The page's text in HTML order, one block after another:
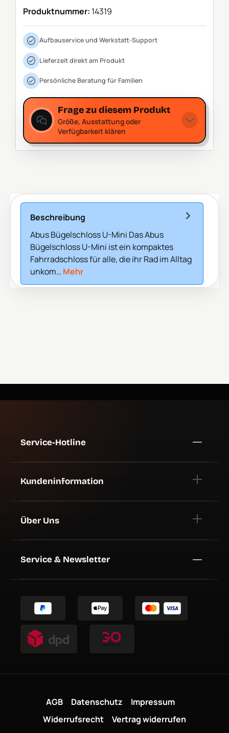
Produktnummer: 14319
Aufbauservice und Werkstatt-Support
Lieferzeit direkt am Produkt
Persönliche Beratung für Familien
Frage zu diesem Produkt
Größe, Ausstattung oder
Verfügbarkeit klären
Beschreibung
Abus Bügelschloss U-Mini Das Abus
Bügelschloss U-Mini ist ein kompaktes
Fahrradschloss für alle, die ihr Rad im Alltag
unkom… Mehr
Service-Hotline
Kundeninformation
Über Uns
Service & Newsletter
AGB Datenschutz
Impressum
Widerrufsrecht
Vertrag widerrufen